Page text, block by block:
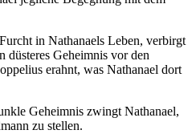
in Nathanaels Leben, verbirgt
düsteres Geheimnis vor den
erahnt, was Nathanael dort
Geheimnis zwingt Nathanael,
zu stellen.